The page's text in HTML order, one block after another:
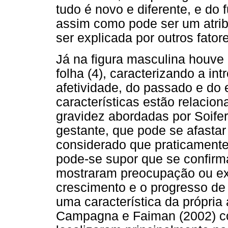
tudo é novo e diferente, e do
assim como pode ser um
ser explicada por outros
Já na figura masculina
folha (4), caracterizando a
afetividade, do passado e do
características estão
gravidez abordadas por
gestante, que pode se
considerado que
pode-se supor que se
mostraram preocupação ou
crescimento e o progresso
uma característica da
Campagna e Faiman (2002)